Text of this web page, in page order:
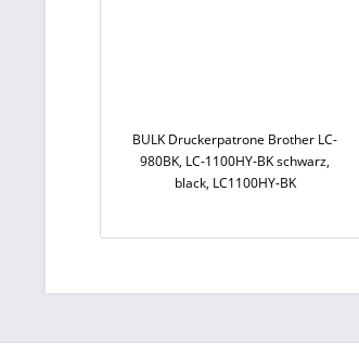
BULK Druckerpatrone Brother LC-
980BK, LC-1100HY-BK schwarz,
black, LC1100HY-BK